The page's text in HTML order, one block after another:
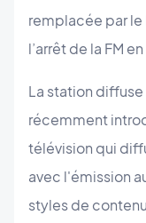
remplacée par le
l’arrêt de la FM
La station
récemment
télévision qui
avec l'émission
styles de